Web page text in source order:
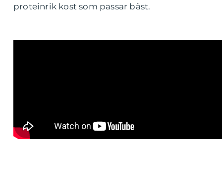
proteinrik kost som passar bäst.